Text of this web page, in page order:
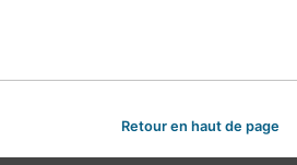
Retour en haut de page